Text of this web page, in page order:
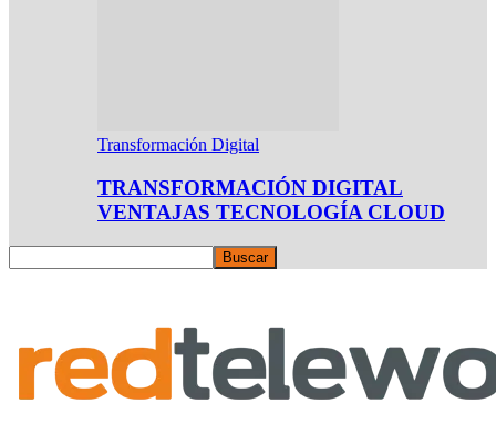
Transformación Digital
TRANSFORMACIÓN DIGITAL
VENTAJAS TECNOLOGÍA CLOUD